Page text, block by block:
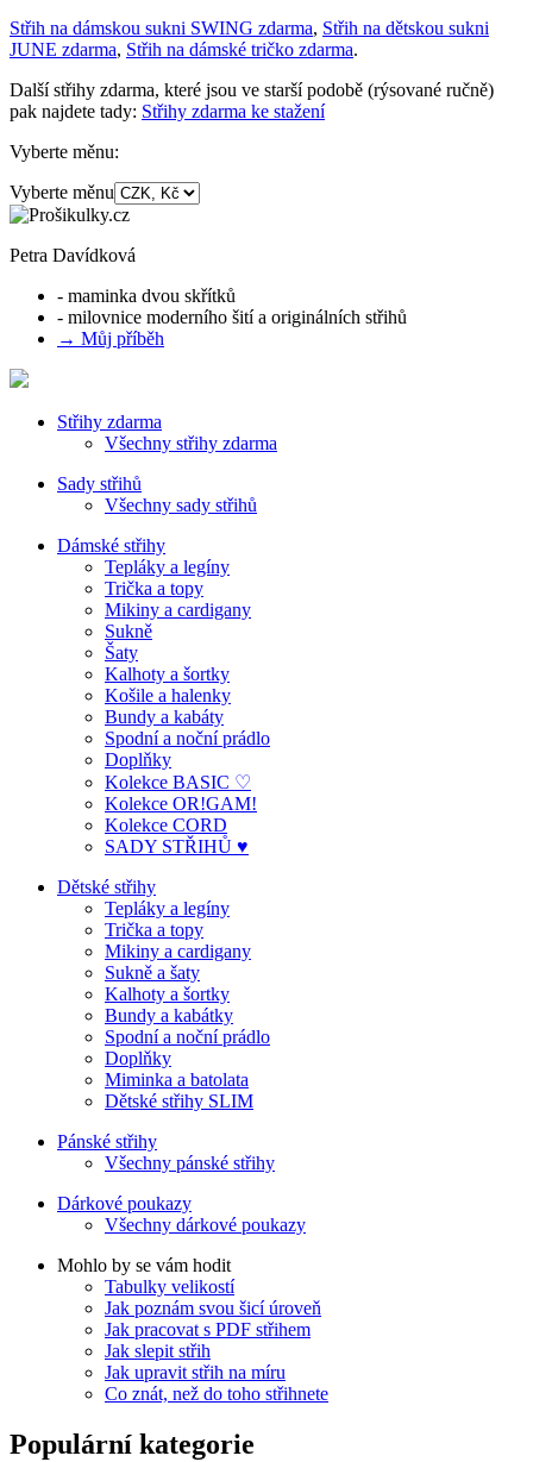
Střih na dámskou sukni SWING zdarma, Střih na dětskou sukni
JUNE zdarma, Střih na dámské tričko zdarma.
Další střihy zdarma, které jsou ve starší podobě (rýsované ručně)
pak najdete tady: Střihy zdarma ke stažení
Vyberte měnu:
Vyberte měnu
Petra Davídková
- maminka dvou skřítků
- milovnice moderního šití a originálních střihů
→ Můj příběh
Střihy zdarma
Všechny střihy zdarma
Sady střihů
Všechny sady střihů
Dámské střihy
Tepláky a legíny
Trička a topy
Mikiny a cardigany
Sukně
Šaty
Kalhoty a šortky
Košile a halenky
Bundy a kabáty
Spodní a noční prádlo
Doplňky
Kolekce BASIC ♡
Kolekce OR!GAM!
Kolekce CORD
SADY STŘIHŮ ♥
Dětské střihy
Tepláky a legíny
Trička a topy
Mikiny a cardigany
Sukně a šaty
Kalhoty a šortky
Bundy a kabátky
Spodní a noční prádlo
Doplňky
Miminka a batolata
Dětské střihy SLIM
Pánské střihy
Všechny pánské střihy
Dárkové poukazy
Všechny dárkové poukazy
Mohlo by se vám hodit
Tabulky velikostí
Jak poznám svou šicí úroveň
Jak pracovat s PDF střihem
Jak slepit střih
Jak upravit střih na míru
Co znát, než do toho střihnete
Populární kategorie